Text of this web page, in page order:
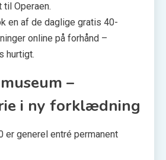
til Operaen.
en af de daglige gratis 40-
online på forhånd –
hurtigt.
–
i ny forklædning
er generel entré permanent